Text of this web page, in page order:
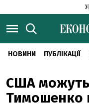
НОВИНИ ПУБЛІКАЦІЇ
США можуть
Тимошенко